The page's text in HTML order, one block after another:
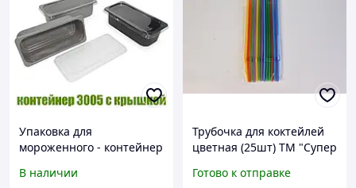
Упаковка для
мороженного - контейнер
40,74 грн/комплект
В наличии
Трубочка для коктейлей
цветная (25шт) ТМ "Супер
Готово к отправке